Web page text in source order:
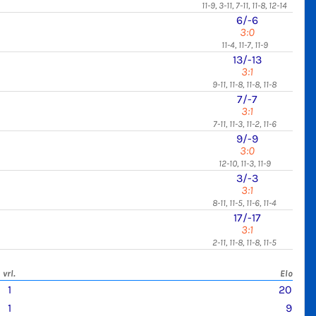
11-9, 3-11, 7-11, 11-8, 12-14
6/-6
3:0
11-4, 11-7, 11-9
13/-13
3:1
9-11, 11-8, 11-8, 11-8
7/-7
3:1
7-11, 11-3, 11-2, 11-6
9/-9
3:0
12-10, 11-3, 11-9
3/-3
3:1
8-11, 11-5, 11-6, 11-4
17/-17
3:1
2-11, 11-8, 11-8, 11-5
vrl. Elo
1
20
1 9